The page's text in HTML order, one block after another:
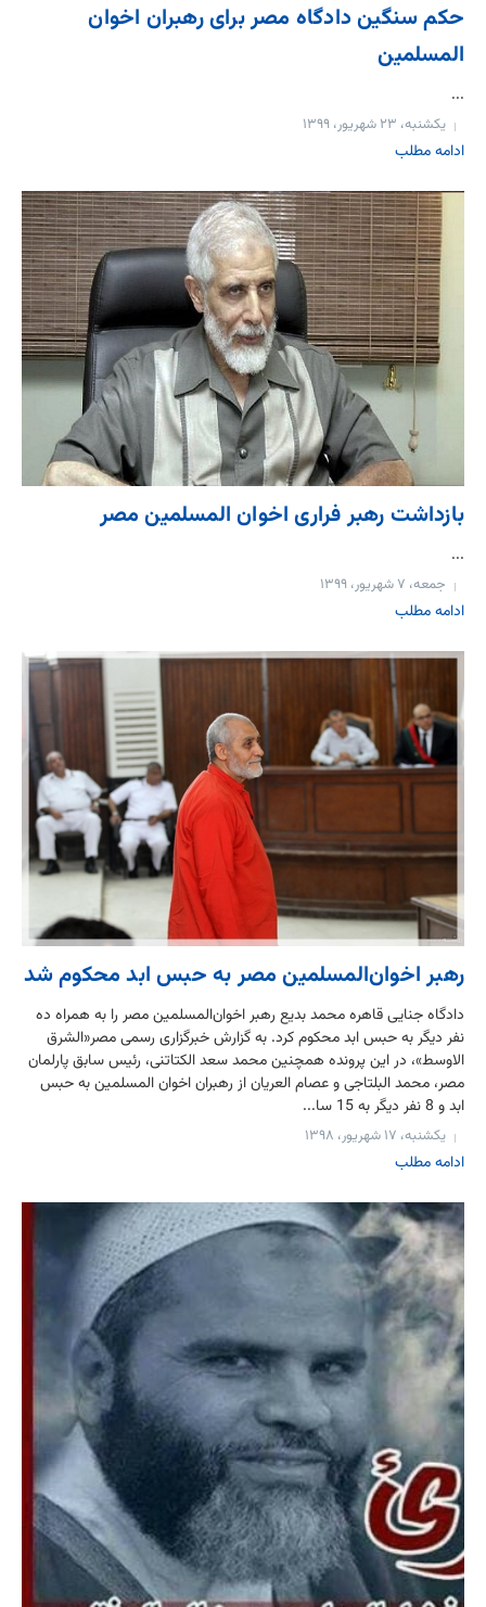
حکم سنگین دادگاه مصر برای رهبران اخوان
المسلمین
...
یکشنبه، ۲۳ شهریور، ۱۳۹۹
ادامه مطلب
بازداشت رهبر فراری اخوان المسلمین مصر
...
جمعه، ۷ شهریور، ۱۳۹۹
ادامه مطلب
رهبر اخوان‌المسلمین مصر به حبس ابد محکوم شد
دادگاه جنایی قاهره محمد بدیع رهبر اخوان‌المسلمین مصر را به همراه ده
نفر دیگر به حبس ابد محکوم کرد. به گزارش خبرگزاری رسمی مصر«الشرق
الاوسط»، در این پرونده همچنین محمد سعد الکتاتنی، رئیس سابق پارلمان
مصر، محمد البلتاجی و عصام العریان از رهبران اخوان المسلمین به حبس
ابد و 8 نفر دیگر به 15 سا...
یکشنبه، ۱۷ شهریور، ۱۳۹۸
ادامه مطلب